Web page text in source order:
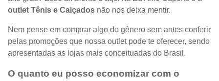
outlet Tênis e Calçados não nos deixa mentir.
Nem pense em comprar algo do gênero sem antes conferir
pelas promoções que nossa outlet pode te oferecer, sendo
apresentadas as lojas mais conceituadas do Brasil.
O quanto eu posso economizar com o